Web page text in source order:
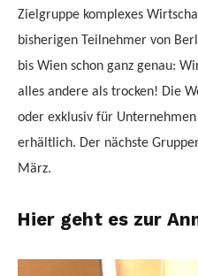
Zielgruppe komplexes
bisherigen Teilnehmer von
bis Wien schon ganz genau:
alles andere als trocken! Die
oder exklusiv für
erhältlich. Der nächste
März.
Hier geht es zur